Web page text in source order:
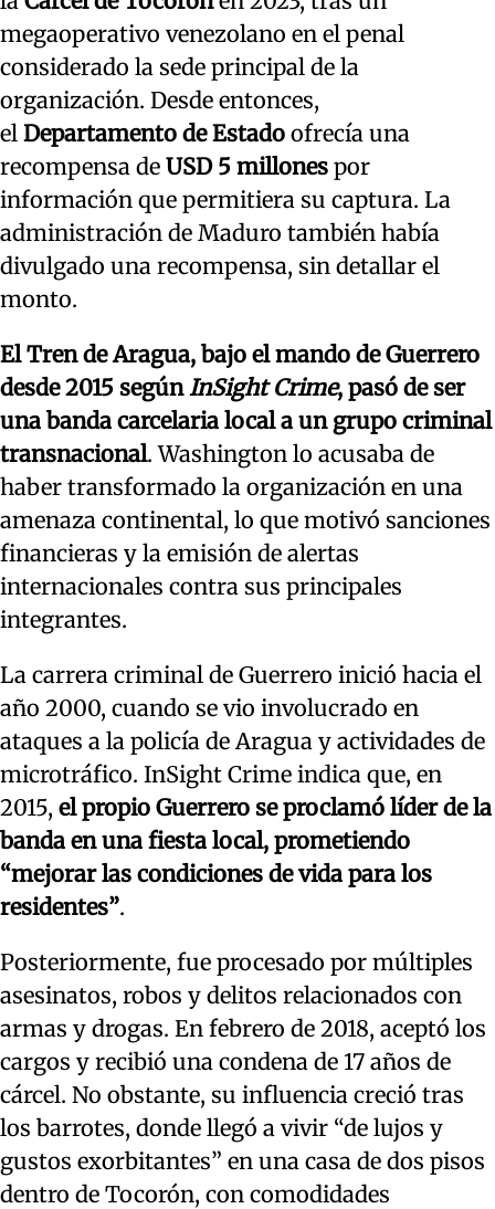
megaoperativo venezolano en el penal
considerado la sede principal de la
organización. Desde entonces,
el Departamento de Estado ofrecía una
recompensa de USD 5 millones por
información que permitiera su captura. La
administración de Maduro también había
divulgado una recompensa, sin detallar el
monto.
El Tren de Aragua, bajo el mando de Guerrero
desde 2015 según InSight Crime, pasó de ser
una banda carcelaria local a un grupo criminal
transnacional. Washington lo acusaba de
haber transformado la organización en una
amenaza continental, lo que motivó sanciones
financieras y la emisión de alertas
internacionales contra sus principales
integrantes.
La carrera criminal de Guerrero inició hacia el
año 2000, cuando se vio involucrado en
ataques a la policía de Aragua y actividades de
microtráfico. InSight Crime indica que, en
2015, el propio Guerrero se proclamó líder de la
banda en una fiesta local, prometiendo
“mejorar las condiciones de vida para los
residentes”.
Posteriormente, fue procesado por múltiples
asesinatos, robos y delitos relacionados con
armas y drogas. En febrero de 2018, aceptó los
cargos y recibió una condena de 17 años de
cárcel. No obstante, su influencia creció tras
los barrotes, donde llegó a vivir “de lujos y
gustos exorbitantes” en una casa de dos pisos
dentro de Tocorón, con comodidades